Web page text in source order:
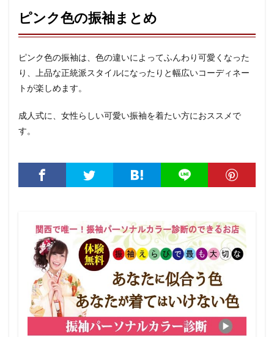
ピンク色の振袖まとめ
ピンク色の振袖は、色の違いによってふんわり可愛くなった
り、上品な正統派スタイルになったりと幅広いコーディネー
トが楽しめます。
成人式に、女性らしい可愛い振袖を着たい方におススメで
す。